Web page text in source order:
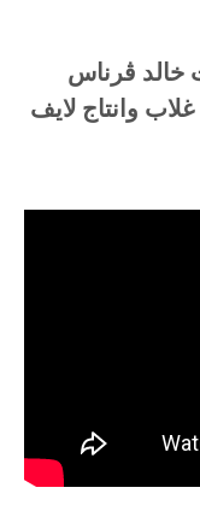
خالد ڤرناس
وانتاج لايف